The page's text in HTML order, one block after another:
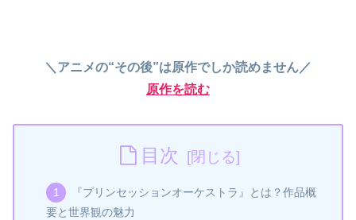
＼アニメの“その後”は原作でしか読めません／
原作を読む
目次
『プリンセッションオーケストラ』とは？作品概
要と世界観の魅力